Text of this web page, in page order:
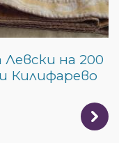
Левски на 200
Килифарево